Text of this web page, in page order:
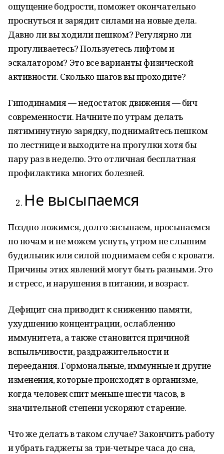
ощущение бодрости, поможет окончательно
проснуться и зарядит силами на новые дела.
Давно ли вы ходили пешком? Регулярно ли
прогуливаетесь? Пользуетесь лифтом и
эскалатором? Это все варианты физической
активности. Сколько шагов вы проходите?
Гиподинамия — недостаток движения — бич
современности. Начните по утрам делать
пятиминутную зарядку, поднимайтесь пешком
по лестнице и выходите на прогулки хотя бы
пару раз в неделю. Это отличная бесплатная
профилактика многих болезней.
Не высыпаемся
Поздно ложимся, долго засыпаем, просыпаемся
по ночам и не можем уснуть, утром не слышим
будильник или силой поднимаем себя с кровати.
Причины этих явлений могут быть разными. Это
и стресс, и нарушения в питании, и возраст.
Дефицит сна приводит к снижению памяти,
ухудшению концентрации, ослаблению
иммунитета, а также становится причиной
вспыльчивости, раздражительности и
переедания. Гормональные, иммунные и другие
изменения, которые происходят в организме,
когда человек спит меньше шести часов, в
значительной степени ускоряют старение.
Что же делать в таком случае? Закончить работу
и убрать гаджеты за три-четыре часа до сна,